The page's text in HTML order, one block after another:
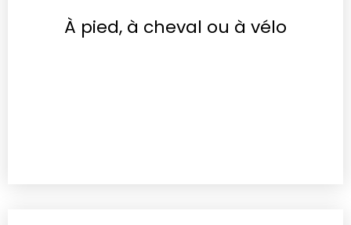
À pied, à cheval ou à vélo